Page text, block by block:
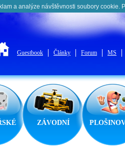
a analýze návštěvnosti soubory cookie.
Guestbook Články Forum MS
ZÁVODNÍ